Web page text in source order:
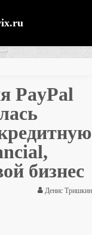
PayPal
бизнес
Денис Тришкин